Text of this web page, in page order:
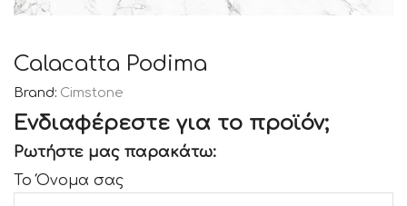
Calacatta Podima
Brand: Cimstone
Ενδιαφέρεστε για το προϊόν;
Ρωτήστε μας παρακάτω:
Το Όνομα σας